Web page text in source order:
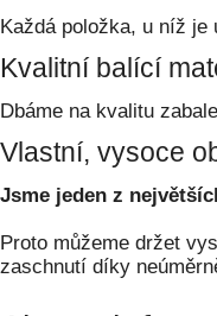
Každá položka, u níž je
Kvalitní balící
Dbáme na kvalitu
Vlastní, vysoce
Jsme jeden z
Proto můžeme držet
zaschnutí díky